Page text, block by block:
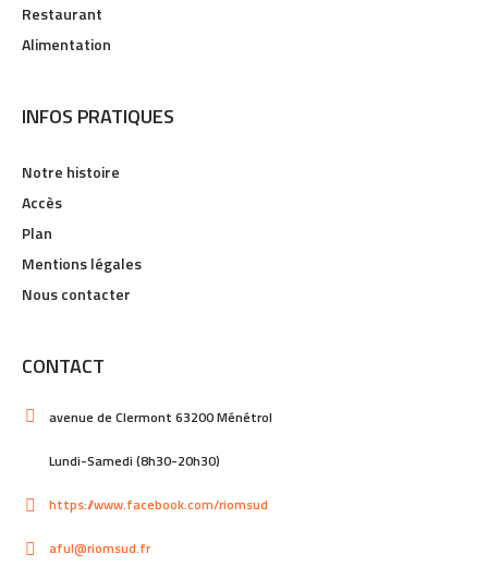
Restaurant
Alimentation
INFOS PRATIQUES
Notre histoire
Accès
Plan
Mentions légales
Nous contacter
CONTACT
avenue de Clermont 63200 Ménétrol
Lundi-Samedi (8h30-20h30)
https://www.facebook.com/riomsud
aful@riomsud.fr